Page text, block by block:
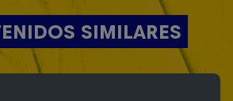
SIMILARES